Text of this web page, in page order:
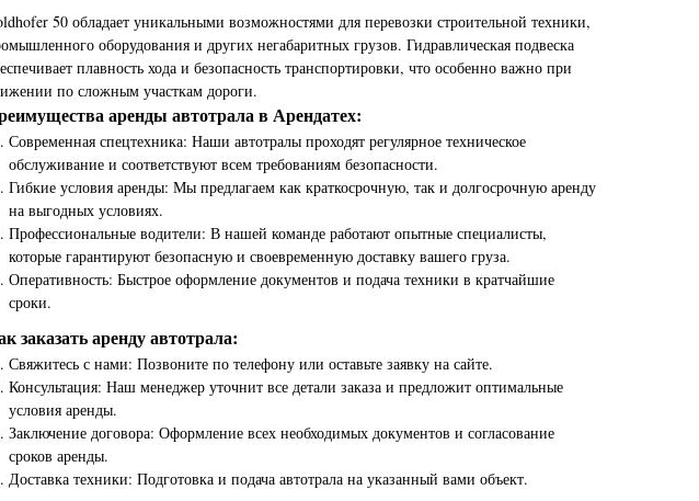
50 обладает уникальными возможностями для перевозки строительной техники,
оборудования и других негабаритных грузов. Гидравлическая подвеска
плавность хода и безопасность транспортировки, что особенно важно при
по сложным участкам дороги.
аренды автотрала в Арендатех:
Современная спецтехника: Наши автотралы проходят регулярное техническое
обслуживание и соответствуют всем требованиям безопасности.
Гибкие условия аренды: Мы предлагаем как краткосрочную, так и долгосрочную аренду
на выгодных условиях.
Профессиональные водители: В нашей команде работают опытные специалисты,
которые гарантируют безопасную и своевременную доставку вашего груза.
Оперативность: Быстрое оформление документов и подача техники в кратчайшие
сроки.
заказать аренду автотрала:
Свяжитесь с нами: Позвоните по телефону или оставьте заявку на сайте.
Консультация: Наш менеджер уточнит все детали заказа и предложит оптимальные
условия аренды.
Заключение договора: Оформление всех необходимых документов и согласование
сроков аренды.
Доставка техники: Подготовка и подача автотрала на указанный вами объект.